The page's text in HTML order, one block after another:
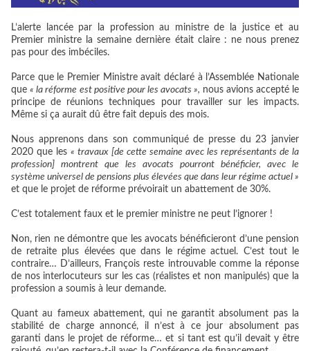
L’alerte lancée par la profession au ministre de la justice et au
Premier ministre la semaine dernière était claire : ne nous prenez
pas pour des imbéciles.
Parce que le Premier Ministre avait déclaré à l’Assemblée Nationale
que« la réforme est positive pour les avocats », nous avions accepté le
principe de réunions techniques pour travailler sur les impacts.
Même si ça aurait dû être fait depuis des mois.
Nous apprenons dans son communiqué de presse du 23 janvier
2020 que les « travaux [de cette semaine avec les représentants de la
profession] montrent que les avocats pourront bénéficier, avec le
système universel de pensions plus élevées que dans leur régime actuel »
et que le projet de réforme prévoirait un abattement de 30%.
C’est totalement faux et le premier ministre ne peut l’ignorer !
Non, rien ne démontre que les avocats bénéficieront d’une pension
de retraite plus élevées que dans le régime actuel. C’est tout le
contraire… D’ailleurs, François reste introuvable comme la réponse
de nos interlocuteurs sur les cas (réalistes et non manipulés) que la
profession a soumis à leur demande.
Quant au fameux abattement, qui ne garantit absolument pas la
stabilité de charge annoncé, il n’est à ce jour absolument pas
garanti dans le projet de réforme… et si tant est qu’il devait y être